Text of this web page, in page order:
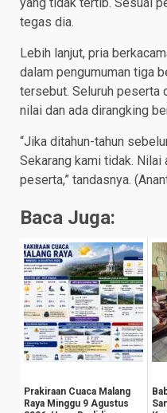
tegas dia.
Lebih lanjut, pria
dalam pengumuman tiga
tersebut. Seluruh peserta
nilai dan ada dirangking
“Jika ditahun-tahun
Sekarang kami tidak. Nilai
peserta,” tandasnya.
Baca Juga:
Prakiraan Cuaca Malang
Raya Minggu 9 Agustus